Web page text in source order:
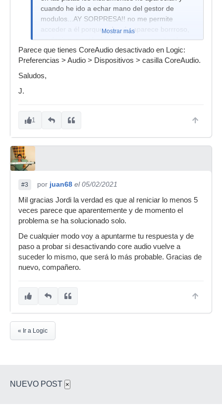
cuando he ido a echar mano del gestor de
modulos...AY SORPRESA!! no me permite
acceder a él porque además aparece borrroso,
es decir que está ahí pero no me permite el
acceso
Mostrar más
Parece que tienes CoreAudio desactivado en Logic:
Preferencias > Audio > Dispositivos > casilla CoreAudio.
Saludos,
J.
1
#3 por juan68 el 05/02/2021
Mil gracias Jordi la verdad es que al reniciar lo menos 5
veces parece que aparentemente y de momento el
problema se ha solucionado solo.
De cualquier modo voy a apuntarme tu respuesta y de
paso a probar si desactivando core audio vuelve a
suceder lo mismo, que será lo más probable. Gracias de
nuevo, compañero.
« Ir a Logic
NUEVO POST ×